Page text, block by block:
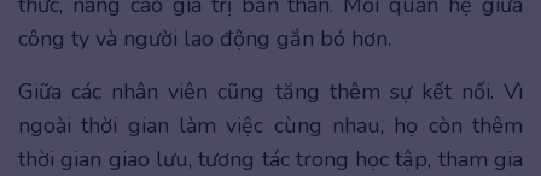
công ty và người lao động gắn bó hơn.
Giữa các nhân viên cũng tăng thêm sự kết nối. Vì
ngoài thời gian làm việc cùng nhau, họ còn thêm
thời gian giao lưu, tương tác trong học tập, tham gia